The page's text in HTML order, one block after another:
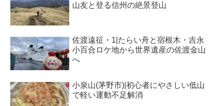
山友と登る信州の絶景登山
佐渡遠征・1|たらい舟と宿根木・吉永
小百合ロケ地から世界遺産の佐渡金山
へ
小泉山(茅野市)|初心者にやさしい低山
で軽い運動不足解消